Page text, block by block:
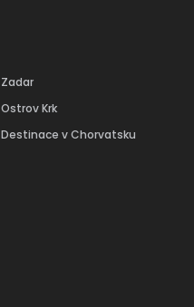
Zadar
Ostrov Krk
Destinace v Chorvatsku